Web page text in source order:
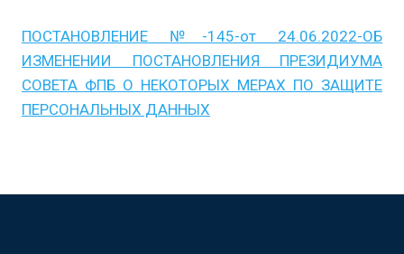
ПОСТАНОВЛЕНИЕ №-145-oт 24.06.2022-ОБ
ИЗМЕНЕНИИ ПОСТАНОВЛЕНИЯ ПРЕЗИДИУМА
СОВЕТА ФПБ О НЕКОТОРЫХ МЕРАХ ПО ЗАЩИТЕ
ПЕРСОНАЛЬНЫХ ДАННЫХ